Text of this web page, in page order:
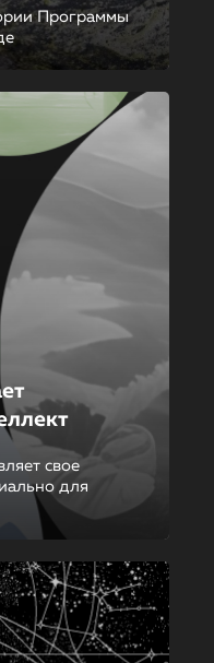
Программы
свое
для